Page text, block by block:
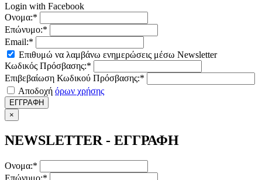
Login with Facebook
Ονομα:*
Επώνυμο:*
Email:*
Επιθυμώ να λαμβάνω ενημερώσεις μέσω Newsletter
Κωδικός Πρόσβασης:*
Επιβεβαίωση Κωδικού Πρόσβασης:*
Αποδοχή όρων χρήσης
ΕΓΓΡΑΦΗ
×
NEWSLETTER - ΕΓΓΡΑΦΗ
Ονομα:*
Επώνυμο:*